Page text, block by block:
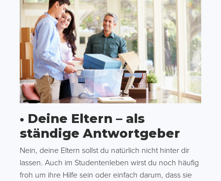
• Deine Eltern – als
ständige Antwortgeber
Nein, deine Eltern sollst du natürlich nicht hinter dir
lassen. Auch im Studentenleben wirst du noch häufig
froh um ihre Hilfe sein oder einfach darum, dass sie